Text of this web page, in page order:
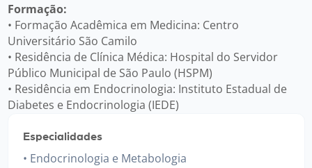
Formação:
• Formação Acadêmica em Medicina: Centro
Universitário São Camilo
• Residência de Clínica Médica: Hospital do Servidor
Público Municipal de São Paulo (HSPM)
• Residência em Endocrinologia: Instituto Estadual de
Diabetes e Endocrinologia (IEDE)
Especialidades
Endocrinologia e Metabologia